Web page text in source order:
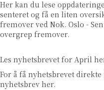
Her kan du lese
senteret og få en liten
fremover ved Nok. Oslo -
overgrep fremover.
Les nyhetsbrevet for April
For å få nyhetsbrevet direkte
nyhetsbrev her.